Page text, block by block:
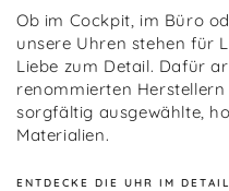
Ob im Cockpit, im Büro
unsere Uhren stehen für
Liebe zum Detail. Dafür
renommierten
sorgfältig ausgewählte,
Materialien.
ENTDECKE DIE UHR IM DETAIL